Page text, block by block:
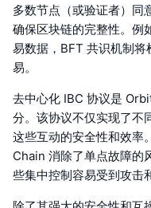
多数节点（或验证者）同
确保区块链的完整性。例
易数据，BFT 共识机制
易。
去中心化 IBC 协议是
分。该协议不仅实现了不
这些互动的安全性和效率
Chain 消除了单点故障的
些集中控制容易受到攻击